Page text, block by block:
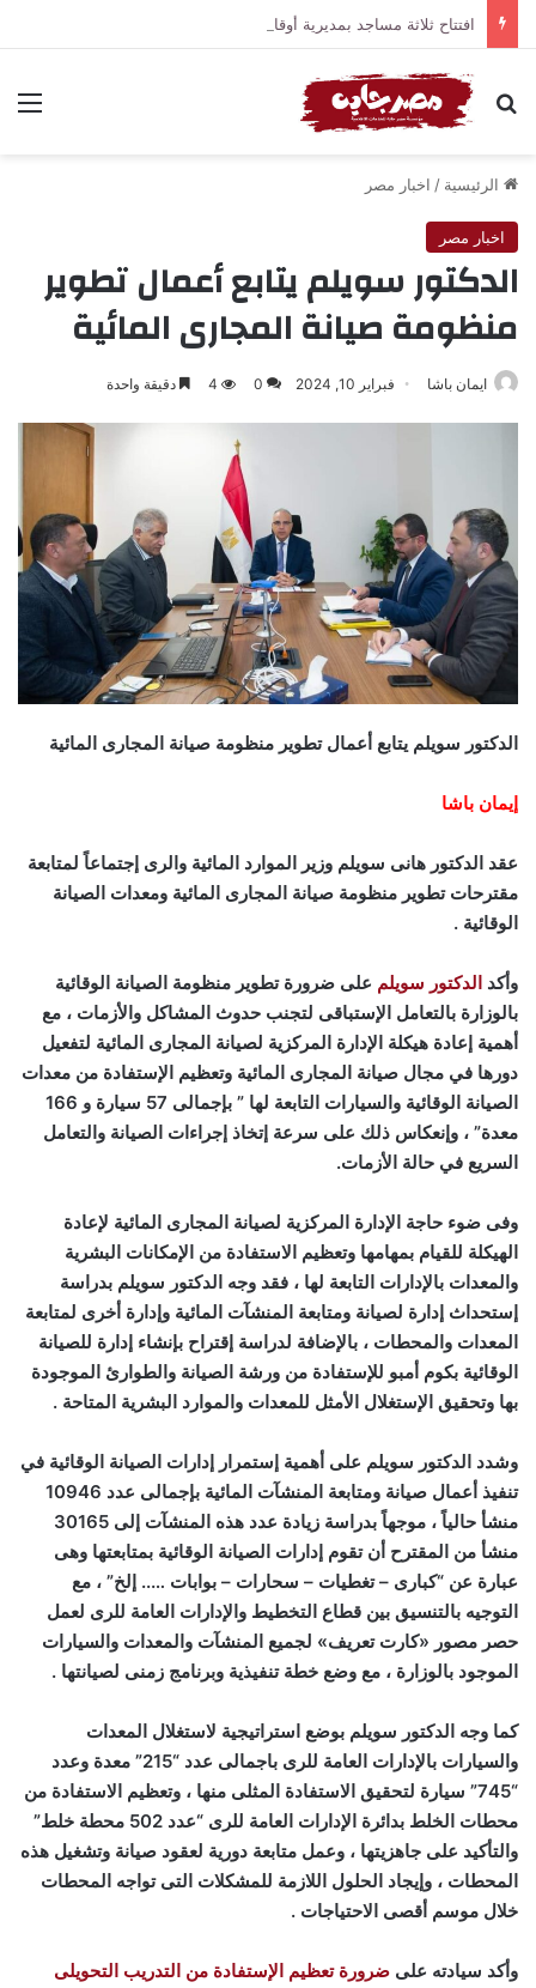
افتتاح ثلاثة مساجد بمديرية أوقاف قنا
بحث عن
الرئيسية / اخبار مصر
اخبار مصر
الدكتور سويلم يتابع أعمال تطوير
منظومة صيانة المجارى المائية
ايمان باشا فبراير 10, 2024 0
4 دقيقة واحدة
الدكتور سويلم يتابع أعمال تطوير منظومة صيانة المجارى المائية
إيمان باشا
عقد الدكتور هانى سويلم وزير الموارد المائية والرى إجتماعاً لمتابعة
مقترحات تطوير منظومة صيانة المجارى المائية ومعدات الصيانة
الوقائية .
وأكد الدكتور سويلم على ضرورة تطوير منظومة الصيانة الوقائية
بالوزارة بالتعامل الإستباقى لتجنب حدوث المشاكل والأزمات ، مع
أهمية إعادة هيكلة الإدارة المركزية لصيانة المجارى المائية لتفعيل
دورها في مجال صيانة المجارى المائية وتعظيم الإستفادة من معدات
الصيانة الوقائية والسيارات التابعة لها ” بإجمالى 57 سيارة و 166
معدة” ، وإنعكاس ذلك على سرعة إتخاذ إجراءات الصيانة والتعامل
السريع في حالة الأزمات.
وفى ضوء حاجة الإدارة المركزية لصيانة المجارى المائية لإعادة
الهيكلة للقيام بمهامها وتعظيم الاستفادة من الإمكانات البشرية
والمعدات بالإدارات التابعة لها ، فقد وجه الدكتور سويلم بدراسة
إستحداث إدارة لصيانة ومتابعة المنشآت المائية وإدارة أخرى لمتابعة
المعدات والمحطات ، بالإضافة لدراسة إقتراح بإنشاء إدارة للصيانة
الوقائية بكوم أمبو للإستفادة من ورشة الصيانة والطوارئ الموجودة
بها وتحقيق الإستغلال الأمثل للمعدات والموارد البشرية المتاحة .
وشدد الدكتور سويلم على أهمية إستمرار إدارات الصيانة الوقائية في
تنفيذ أعمال صيانة ومتابعة المنشآت المائية بإجمالى عدد 10946
منشأ حالياً ، موجهاً بدراسة زيادة عدد هذه المنشآت إلى 30165
منشأ من المقترح أن تقوم إدارات الصيانة الوقائية بمتابعتها وهى
عبارة عن “كبارى – تغطيات – سحارات – بوابات ….. إلخ” ، مع
التوجيه بالتنسيق بين قطاع التخطيط والإدارات العامة للرى لعمل
حصر مصور «كارت تعريف» لجميع المنشآت والمعدات والسيارات
الموجود بالوزارة ، مع وضع خطة تنفيذية وبرنامج زمنى لصيانتها .
كما وجه الدكتور سويلم بوضع استراتيجية لاستغلال المعدات
والسيارات بالإدارات العامة للرى باجمالى عدد “215” معدة وعدد
“745” سيارة لتحقيق الاستفادة المثلى منها ، وتعظيم الاستفادة من
محطات الخلط بدائرة الإدارات العامة للرى “عدد 502 محطة خلط”
والتأكيد على جاهزيتها ، وعمل متابعة دورية لعقود صيانة وتشغيل هذه
المحطات ، وإيجاد الحلول اللازمة للمشكلات التى تواجه المحطات
خلال موسم أقصى الاحتياجات .
وأكد سيادته على ضرورة تعظيم الإستفادة من التدريب التحويلى